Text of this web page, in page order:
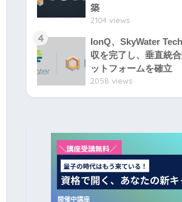
築
2104 views
4
IonQ、SkyWater
収を完了し、垂直統
ットフォームを確立
2058 views